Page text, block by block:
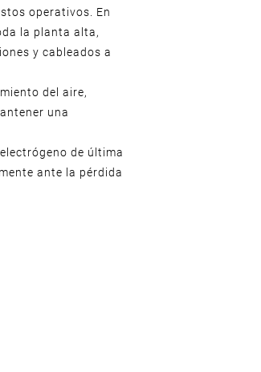
operativos. En
la planta alta,
y cableados a
del aire,
una
de última
ante la pérdida